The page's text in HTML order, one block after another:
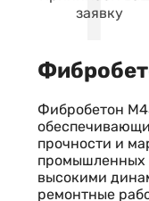
заявку
Фибробетон
прочности и
промышленных
высокими
ремонтные